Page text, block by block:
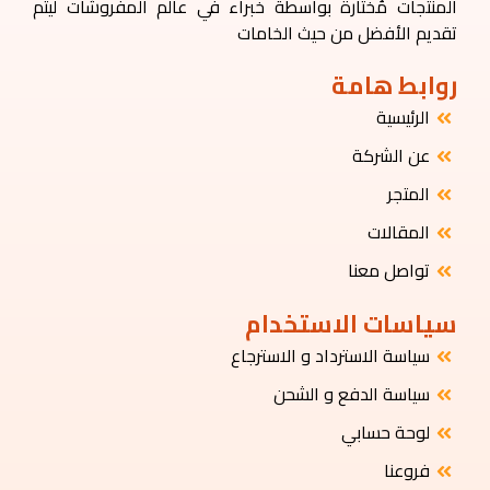
المنتجات مُختارة بواسطة خبراء في عالم المفروشات ليتم
تقديم الأفضل من حيث الخامات
روابط هامة
الرئيسية
عن الشركة
المتجر
المقالات
تواصل معنا
سياسات الاستخدام
سياسة الاسترداد و الاسترجاع
سياسة الدفع و الشحن
لوحة حسابي
فروعنا